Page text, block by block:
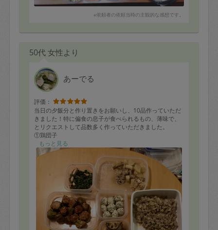
※依頼者の依頼当時の主観的な感想です。
50代 女性より
あーでる
評価：
当日の夕飯分と作り置きをお願いし、10品作っていただ
きました！特に偏食の息子が食べられるもの、薄味で、
とリクエストして品数多く作っていただきました。
①鶏団子
②茶碗蒸し
③麻婆レンコン
④肉詰めピーマン
⑤肉詰めレンコン
⑥レンコンのおかか煮
⑦人参しりしり
⑧大根と豚肉と麩の煮物
⑨大根菜とこんにゃくかまぼこの甘辛ソテー
⑩豚汁
茶碗蒸しは写真を撮る前に食べてしまいましたが、とて
もきれいにふわっと軽くできていて感動です！息子は普
もっと見る